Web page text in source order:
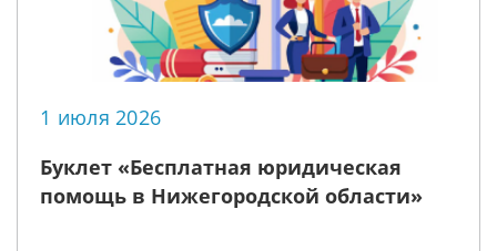
1 июля 2026
Буклет «Бесплатная юридическая
помощь в Нижегородской области»